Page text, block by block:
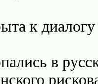
к
в